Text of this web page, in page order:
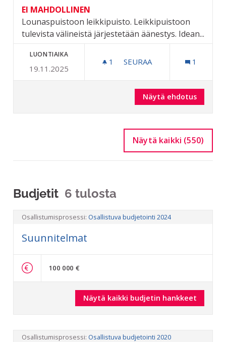
EI MAHDOLLINEN
Lounaspuistoon leikkipuisto. Leikkipuistoon
tulevista välineistä järjestetään äänestys. Idean...
LUONTIAIKA
19.11.2025
1 1 SEURAAJA
SEURAA 1
Näytä ehdotus
Näytä kaikki (550)
Budjetit 6 tulosta
Osallistumisprosessi: Osallistuva budjetointi 2024
Suunnitelmat
100 000 €
Näytä kaikki budjetin hankkeet
Osallistumisprosessi: Osallistuva budjetointi 2020